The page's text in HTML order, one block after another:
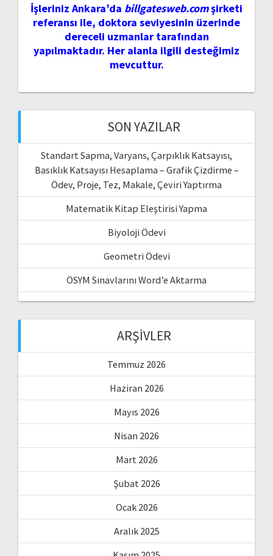
İşleriniz Ankara’da billgatesweb.comşirketi
referansı ile, doktora seviyesinin üzerinde
dereceli uzmanlar tarafından
yapılmaktadır. Her alanla ilgili desteğimiz
mevcuttur.
SON YAZILAR
Standart Sapma, Varyans, Çarpıklık Katsayısı,
Basıklık Katsayısı Hesaplama – Grafik Çizdirme –
Ödev, Proje, Tez, Makale, Çeviri Yaptırma
Matematik Kitap Eleştirisi Yapma
Biyoloji Ödevi
Geometri Ödevi
ÖSYM Sınavlarını Word’e Aktarma
ARŞIVLER
Temmuz 2026
Haziran 2026
Mayıs 2026
Nisan 2026
Mart 2026
Şubat 2026
Ocak 2026
Aralık 2025